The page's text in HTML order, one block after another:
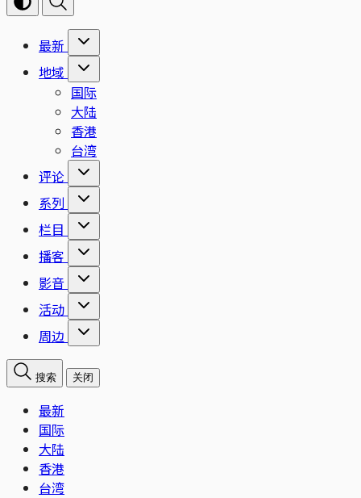
最新
地域
国际
大陆
香港
台湾
评论
系列
栏目
播客
影音
活动
周边
搜索 关闭
最新
国际
大陆
香港
台湾